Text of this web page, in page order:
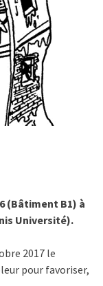
(Bâtiment B1) à
Université).
2017 le
pour favoriser,